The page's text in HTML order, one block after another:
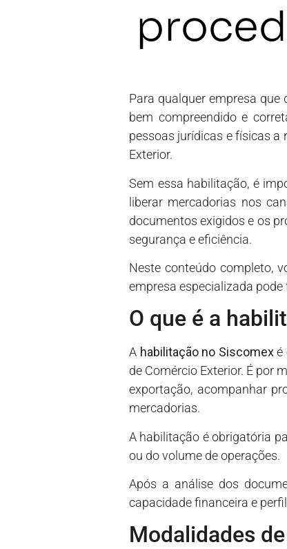
Para qualquer empresa
bem compreendido e
pessoas jurídicas e físicas a
Exterior.
Sem essa habilitação, é
liberar mercadorias nos
documentos exigidos e os
segurança e eficiência.
Neste conteúdo completo,
empresa especializada
O que é a
A habilitação no Siscomexé
de Comércio Exterior. É por
exportação, acompanhar
mercadorias.
A habilitação é obrigatória
ou do volume de operações.
Após a análise dos
capacidade financeira e
Modalidades